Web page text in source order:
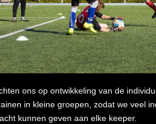
ons op ontwikkeling van de
in kleine groepen, zodat we veel
kunnen geven aan elke keeper.